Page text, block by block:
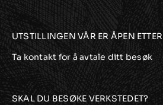
UTSTILLINGEN VÅR ER ÅPEN
Ta kontakt for å avtale ditt besøk
SKAL DU BESØKE VERKSTEDET?